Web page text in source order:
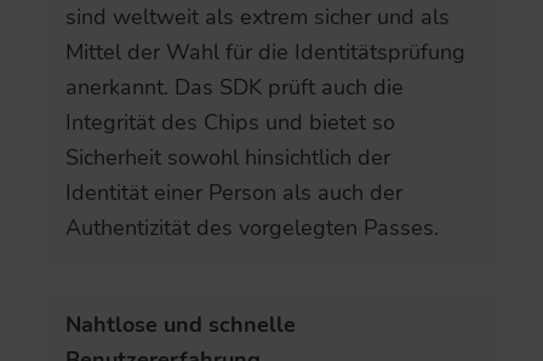
sind weltweit als extrem sicher und als
Mittel der Wahl für die Identitätsprüfung
anerkannt. Das SDK prüft auch die
Integrität des Chips und bietet so
Sicherheit sowohl hinsichtlich der
Identität einer Person als auch der
Authentizität des vorgelegten Passes.
Nahtlose und schnelle